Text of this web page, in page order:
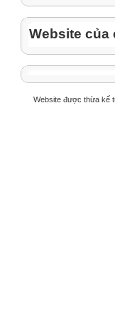
Website của
Website được thừa kế